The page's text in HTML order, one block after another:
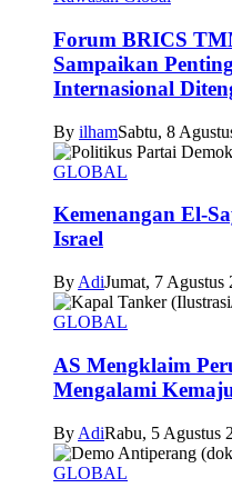
Forum BRICS
Sampaikan
Internasional
By ilhamSabtu, 8
GLOBAL
Kemenangan El-
Israel
By AdiJumat, 7 Agustus
GLOBAL
AS Mengklaim
Mengalami
By AdiRabu, 5 Agustus
GLOBAL